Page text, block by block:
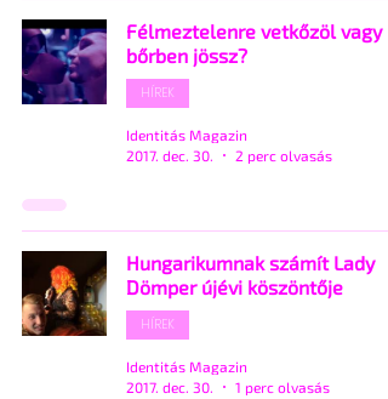
Félmeztelenre vetkőzöl vagy
bőrben jössz?
HÍREK
Identitás Magazin
2017. dec. 30.
2 perc olvasás
Hungarikumnak számít Lady
Dömper újévi köszöntője
HÍREK
Identitás Magazin
2017. dec. 30.
1 perc olvasás